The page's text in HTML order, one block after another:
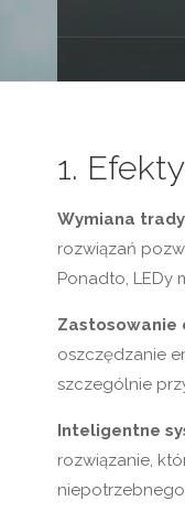
1.
Wymiana
rozwiązań
Ponadto, LEDy
Zastosowanie
oszczędzanie
szczególnie
Inteligentne
rozwiązanie,